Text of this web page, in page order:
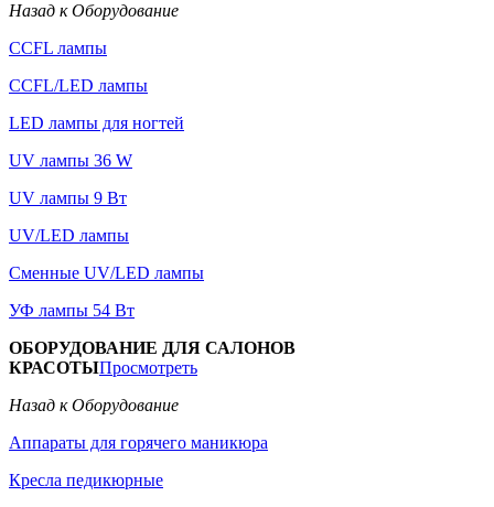
Назад к Оборудование
CCFL лампы
CCFL/LED лампы
LED лампы для ногтей
UV лампы 36 W
UV лампы 9 Вт
UV/LED лампы
Сменные UV/LED лампы
УФ лампы 54 Вт
ОБОРУДОВАНИЕ ДЛЯ САЛОНОВ
КРАСОТЫПросмотреть
Назад к Оборудование
Аппараты для горячего маникюра
Кресла педикюрные